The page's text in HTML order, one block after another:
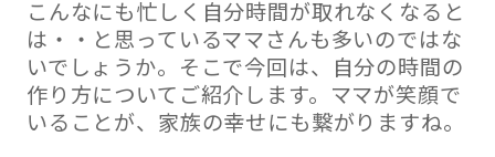
こんなにも忙しく自分時間が取れなくなると
は・・と思っているママさんも多いのではな
いでしょうか。そこで今回は、自分の時間の
作り方についてご紹介します。ママが笑顔で
いることが、家族の幸せにも繋がりますね。